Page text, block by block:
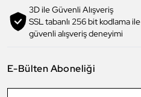
3D ile Güvenli Alışveriş
SSL tabanlı 256 bit kodlama ile
güvenli alışveriş deneyimi
E-Bülten Aboneliği